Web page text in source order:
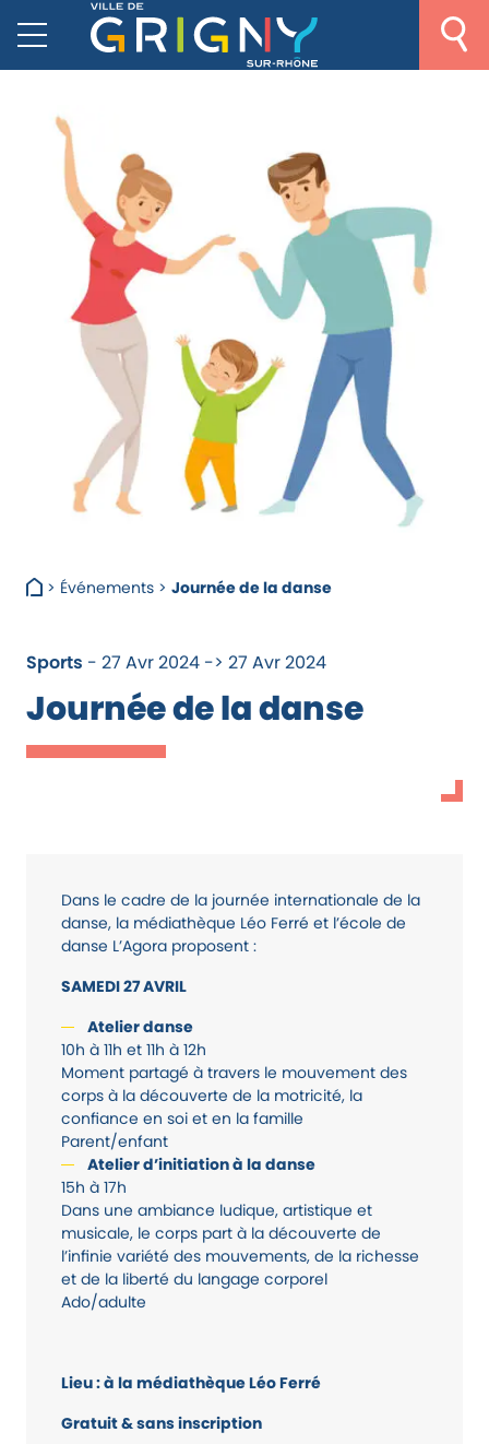
> Événements> Journée de la danse
Sports - 27 Avr 2024 -> 27 Avr 2024
Journée de la danse
Dans le cadre de la journée internationale de la
danse, la médiathèque Léo Ferré et l’école de
danse L’Agora proposent :
SAMEDI 27 AVRIL
Atelier danse
10h à 11h et 11h à 12h
Moment partagé à travers le mouvement des
corps à la découverte de la motricité, la
confiance en soi et en la famille
Parent/enfant
Atelier d’initiation à la danse
15h à 17h
Dans une ambiance ludique, artistique et
musicale, le corps part à la découverte de
l’infinie variété des mouvements, de la richesse
et de la liberté du langage corporel
Ado/adulte
Lieu : à la médiathèque Léo Ferré
Gratuit & sans inscription